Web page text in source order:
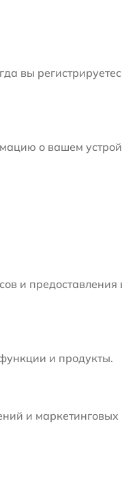
вы
о вашем
и предоставления
и продукты.
и маркетинговых